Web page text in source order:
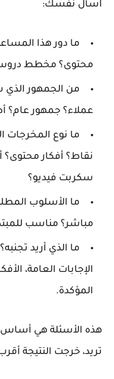
اسأل نفسك:
ما دور هذا
محتوى؟ مخطط
من الجمهور
عملاء؟ جمهور عام؟
ما نوع المخرجات
نقاط؟ أفكار محتوى؟
سكربت فيديو؟
ما الأسلوب
مباشر؟ مناسب
ما الذي أريد تجنبه؟
الإجابات العامة،
المؤكدة.
هذه الأسئلة هي أساس
تريد، خرجت النتيجة